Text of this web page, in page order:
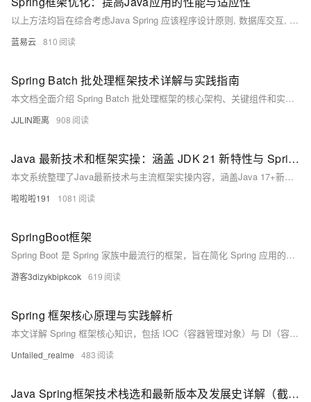
以上方法均旨在综合考虑Java Spring 应该程序设计原则, 数据库交互, 编码实践和系统架构布局等多角度因素, 旨在达到高效稳定运转目标同时也易于未来扩展.
蓝易云 810
Spring Batch 批处理框架技术详解与实践指南
本文档全面介绍 Spring Batch 批处理框架的核心架构、关键组件和实际应用场景。作为 Spring 生态系统中专门处理大规模数据批处理的框架，Spring Batch 为企业级批处理作业提供了可靠的解决方案。本文将深入探讨其作业流程、组件模型、错误处理机制、性能优化策略以及与现代云原生环境的集成方式，帮助开发者构建高效、稳定的批处理系统。
JJLIN距离 908
Java 最新技术和框架实操：涵盖 JDK 21 新特性与 Spring Security 6.x 安全框架搭建
本文系统整理了Java最新技术与主流框架实操内容，涵盖Java 17+新特性（如模式匹配、文本块、记录类）、Spring Boot 3微服务开发、响应式编程（WebFlux）、容器化部署（Docker+K8s）、测试与CI/CD实践，附完整代码示例和学习资源推荐，助你构建现代Java全栈开发能力。
啦啦啦191 1081
SpringBoot框架
Spring Boot 是 Spring 家族中最流行的框架，旨在简化 Spring 应用的初始搭建与开发。它通过自动配置、起步依赖和内嵌服务器三大核心功能，大幅减少配置复杂度，提升开发效率。开发者可快速构建独立运行的 Web 应用，并支持多种数据访问技术和第三方集成。
游客3dizykbipkcok 619
Spring 框架核心原理与实践解析
本文详解 Spring 框架核心知识，包括 IOC（容器管理对象）与 DI（容器注入依赖），以及通过注解（如 @Service、@Autowired）声明 Bean 和注入依赖的方式。阐述了 Bean 的线程安全（默认单例可能有安全问题，需业务避免共享状态或设为 prototype）、作用域（@Scope 注解，常用 singleton、prototype 等）及完整生命周期（实例化、依赖注入、初始化、销毁等步骤）。 解析了循环依赖的解决机制（三级缓存）、AOP 的概念（公共逻辑抽为切面）、底层动态代理（JDK 与 Cglib 的区别）及项目应用（如日志记录）。介绍了事务的实现（基于 AOP
Unfailed_realme 483
Java Spring框架技术栈选和最新版本及发展史详解（截至2025年8月）-优雅草卓伊凡